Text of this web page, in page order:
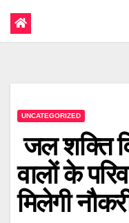
UNCATEGORIZED
जल शक्ति
वालों के
मिलेगी